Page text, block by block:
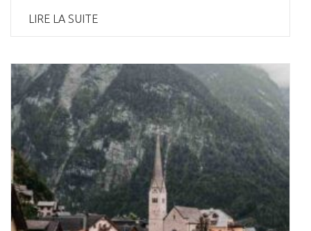
LIRE LA SUITE